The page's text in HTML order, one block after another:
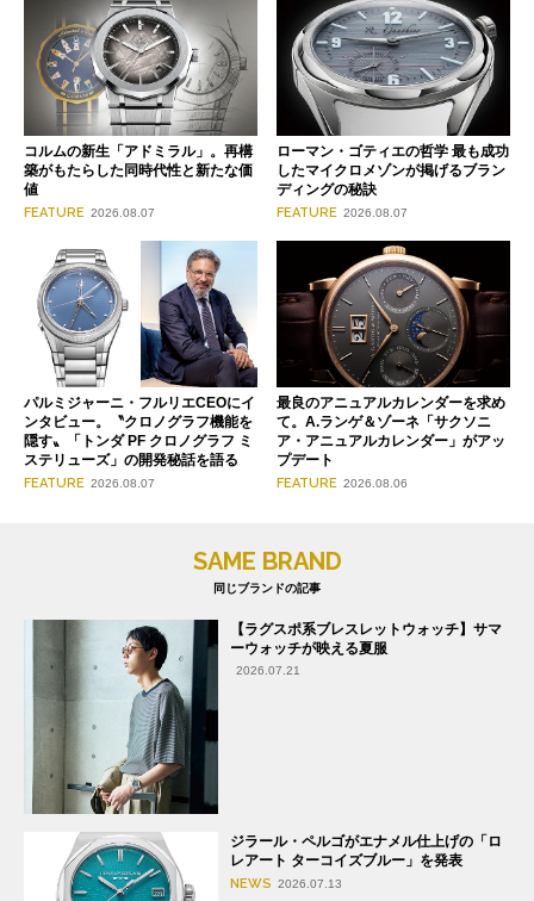
コルムの新生「アドミラル」。再構
築がもたらした同時代性と新たな価
値
FEATURE 2026.08.07
ローマン・ゴティエの哲学 最も成功
したマイクロメゾンが掲げるブラン
ディングの秘訣
FEATURE 2026.08.07
パルミジャーニ・フルリエCEOにイ
ンタビュー。〝クロノグラフ機能を
隠す〟「トンダ PF クロノグラフ ミ
ステリューズ」の開発秘話を語る
FEATURE 2026.08.07
最良のアニュアルカレンダーを求め
て。A.ランゲ＆ゾーネ「サクソニ
ア・アニュアルカレンダー」がアッ
プデート
FEATURE 2026.08.06
SAME BRAND
同じブランドの記事
【ラグスポ系ブレスレットウォッチ】サマ
ーウォッチが映える夏服
2026.07.21
ジラール・ペルゴがエナメル仕上げの「ロ
レアート ターコイズブルー」を発表
NEWS 2026.07.13